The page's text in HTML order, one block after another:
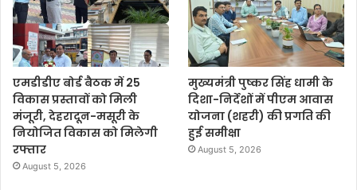
एमडीडीए बोर्ड बैठक में 25
विकास प्रस्तावों को मिली
मंजूरी, देहरादून-मसूरी के
नियोजित विकास को मिलेगी
रफ्तार
August 5, 2026
मुख्यमंत्री पुष्कर सिंह धामी के
दिशा-निर्देशों में पीएम आवास
योजना (शहरी) की प्रगति की
हुई समीक्षा
August 5, 2026